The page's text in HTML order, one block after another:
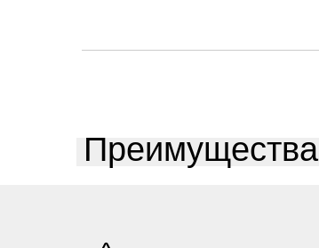
Преимущества